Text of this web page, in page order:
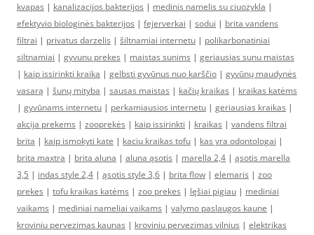
kvapas | kanalizacijos bakterijos | medinis namelis su ciuozykla |
efektyvio biologinės bakterijos | fejerverkai | sodui | brita vandens
filtrai | privatus darzelis | šiltnamiai internetu | polikarbonatiniai
siltnamiai | gyvunu prekes | maistas sunims | geriausias sunu maistas
| kaip issirinkti kraika | gelbsti gyvūnus nuo karščio | gyvūnų maudynės
vasarą | šunų mityba | sausas maistas | kačių kraikas | kraikas katėms
| gyvūnams internetu | perkamiausios internetu | geriausias kraikas |
akcija prekems | zooprekės | kaip issirinkti | kraikas | vandens filtrai
brita | kaip ismokyti kate | kaciu kraikas tofu | kas yra odontologai |
brita maxtra | brita aluna | aluna ąsotis | marella 2,4 | ąsotis marella
3,5 | indas style 2,4 | ąsotis style 3,6 | brita flow | elemaris | zoo
prekes | tofu kraikas katėms | zoo prekes | lęšiai pigiau | mediniai
vaikams | mediniai nameliai vaikams | valymo paslaugos kaune |
kroviniu pervezimas kaunas | kroviniu pervezimas vilnius | elektrikas